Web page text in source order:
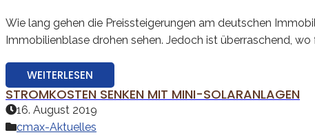
Wie lang gehen die Preissteigerungen am deutschen
Immobilienblase drohen sehen. Jedoch ist überraschend, wo
WEITERLESEN
STROMKOSTEN SENKEN MIT MINI-SOLARANLAGEN
16. August 2019
cmax-Aktuelles